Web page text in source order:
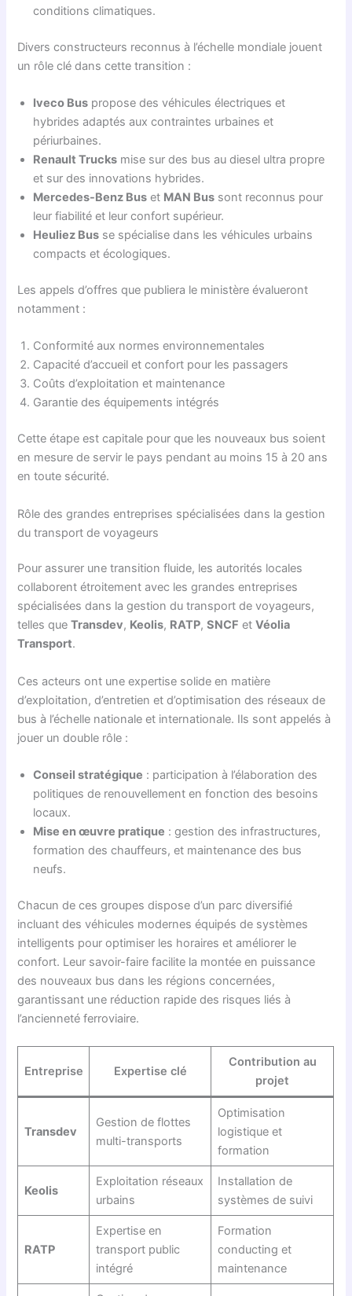
conditions climatiques.
Divers constructeurs reconnus à l’échelle mondiale jouent
un rôle clé dans cette transition :
Iveco Bus propose des véhicules électriques et
hybrides adaptés aux contraintes urbaines et
périurbaines.
Renault Trucks mise sur des bus au diesel ultra propre
et sur des innovations hybrides.
Mercedes-Benz Bus et MAN Bus sont reconnus pour
leur fiabilité et leur confort supérieur.
Heuliez Bus se spécialise dans les véhicules urbains
compacts et écologiques.
Les appels d’offres que publiera le ministère évalueront
notamment :
Conformité aux normes environnementales
Capacité d’accueil et confort pour les passagers
Coûts d’exploitation et maintenance
Garantie des équipements intégrés
Cette étape est capitale pour que les nouveaux bus soient
en mesure de servir le pays pendant au moins 15 à 20 ans
en toute sécurité.
Rôle des grandes entreprises spécialisées dans la gestion
du transport de voyageurs
Pour assurer une transition fluide, les autorités locales
collaborent étroitement avec les grandes entreprises
spécialisées dans la gestion du transport de voyageurs,
telles queTransdev, Keolis, RATP,SNCF etVéolia
Transport.
Ces acteurs ont une expertise solide en matière
d’exploitation, d’entretien et d’optimisation des réseaux de
bus à l’échelle nationale et internationale. Ils sont appelés à
jouer un double rôle :
Conseil stratégique : participation à l’élaboration des
politiques de renouvellement en fonction des besoins
locaux.
Mise en œuvre pratique : gestion des infrastructures,
formation des chauffeurs, et maintenance des bus
neufs.
Chacun de ces groupes dispose d’un parc diversifié
incluant des véhicules modernes équipés de systèmes
intelligents pour optimiser les horaires et améliorer le
confort. Leur savoir-faire facilite la montée en puissance
des nouveaux bus dans les régions concernées,
garantissant une réduction rapide des risques liés à
l’ancienneté ferroviaire.
Entreprise Expertise clé
Contribution au
projet
Transdev
Gestion de flottes
multi-transports
Optimisation
logistique et
formation
Keolis
Exploitation réseaux
urbains
Installation de
systèmes de suivi
RATP
Expertise en
transport public
intégré
Formation
conducting et
maintenance